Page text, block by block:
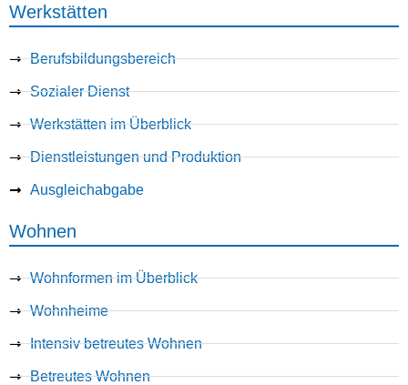
Werkstätten
Berufsbildungsbereich
Sozialer Dienst
Werkstätten im Überblick
Dienstleistungen und Produktion
Ausgleichabgabe
Wohnen
Wohnformen im Überblick
Wohnheime
Intensiv betreutes Wohnen
Betreutes Wohnen